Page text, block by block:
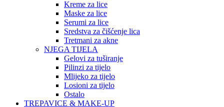
Kreme za lice
Maske za lice
Serumi za lice
Sredstva za čišćenje lica
Tretmani za akne
NJEGA TIJELA
Gelovi za tuširanje
Pilinzi za tijelo
Mlijeko za tijelo
Losioni za tijelo
Ostalo
TREPAVICE & MAKE-UP